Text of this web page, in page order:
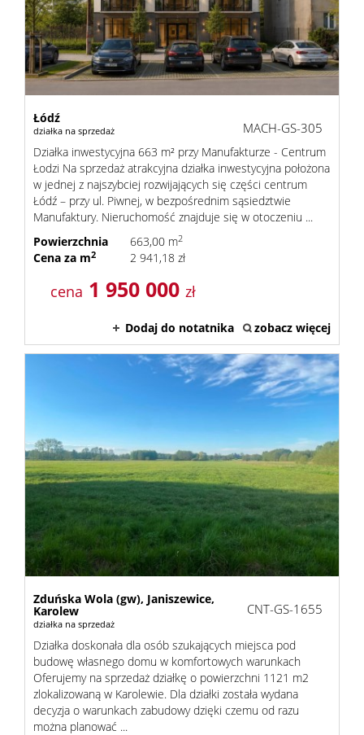
Łódź
działka na sprzedaż MACH-GS-305
Działka inwestycyjna 663 m² przy Manufakturze - Centrum
Łodzi Na sprzedaż atrakcyjna działka inwestycyjna położona
w jednej z najszybciej rozwijających się części centrum
Łódź – przy ul. Piwnej, w bezpośrednim sąsiedztwie
Manufaktury. Nieruchomość znajduje się w otoczeniu ...
Powierzchnia
663,00 m2
Cena za m2 2 941,18 zł
cena 1 950 000 zł
Dodaj do notatnika zobacz więcej
Zduńska Wola (gw), Janiszewice,
Karolew
działka na sprzedaż
CNT-GS-1655
Działka doskonała dla osób szukających miejsca pod
budowę własnego domu w komfortowych warunkach
Oferujemy na sprzedaż działkę o powierzchni 1121 m2
zlokalizowaną w Karolewie. Dla działki została wydana
decyzja o warunkach zabudowy dzięki czemu od razu
można planować ...